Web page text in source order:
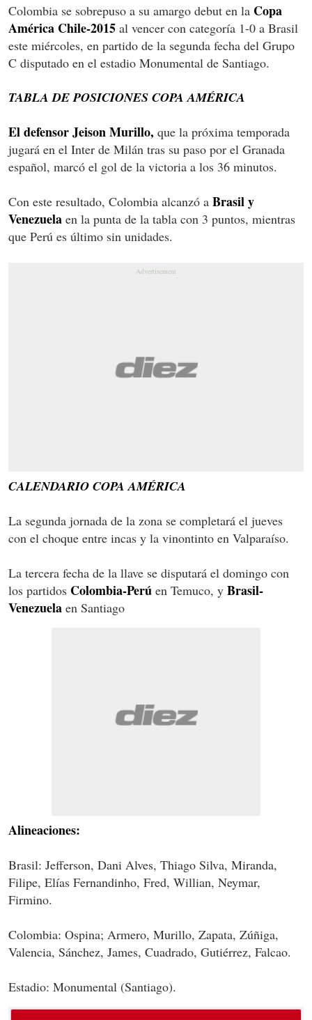
Colombia se sobrepuso a su amargo debut en la Copa
América Chile-2015 al vencer con categoría 1-0 a Brasil
este miércoles, en partido de la segunda fecha del Grupo
C disputado en el estadio Monumental de Santiago.
TABLA DE POSICIONES COPA AMÉRICA
El defensor Jeison Murillo, que la próxima temporada
jugará en el Inter de Milán tras su paso por el Granada
español, marcó el gol de la victoria a los 36 minutos.
Con este resultado, Colombia alcanzó a Brasil y
Venezuela en la punta de la tabla con 3 puntos, mientras
que Perú es último sin unidades.
CALENDARIO COPA AMÉRICA
La segunda jornada de la zona se completará el jueves
con el choque entre incas y la vinontinto en Valparaíso.
La tercera fecha de la llave se disputará el domingo con
los partidos Colombia-Perú en Temuco, y Brasil-
Venezuela en Santiago
Alineaciones:
Brasil: Jefferson, Dani Alves, Thiago Silva, Miranda,
Filipe, Elías Fernandinho, Fred, Willian, Neymar,
Firmino.
Colombia: Ospina; Armero, Murillo, Zapata, Zúñiga,
Valencia, Sánchez, James, Cuadrado, Gutiérrez, Falcao.
Estadio: Monumental (Santiago).